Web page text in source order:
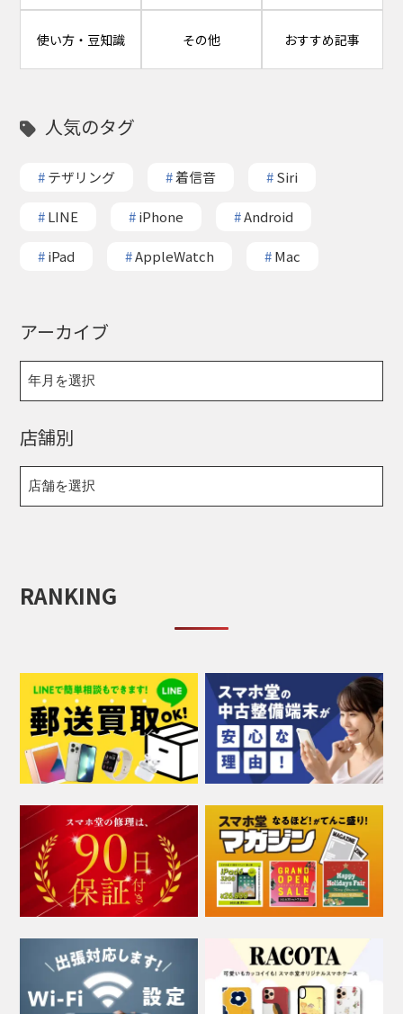
使い方・豆知識 その他 おすすめ記事
人気のタグ
#テザリング #着信音 #Siri
#LINE #iPhone #Android
#iPad #AppleWatch #Mac
アーカイブ
店舗別
RANKING